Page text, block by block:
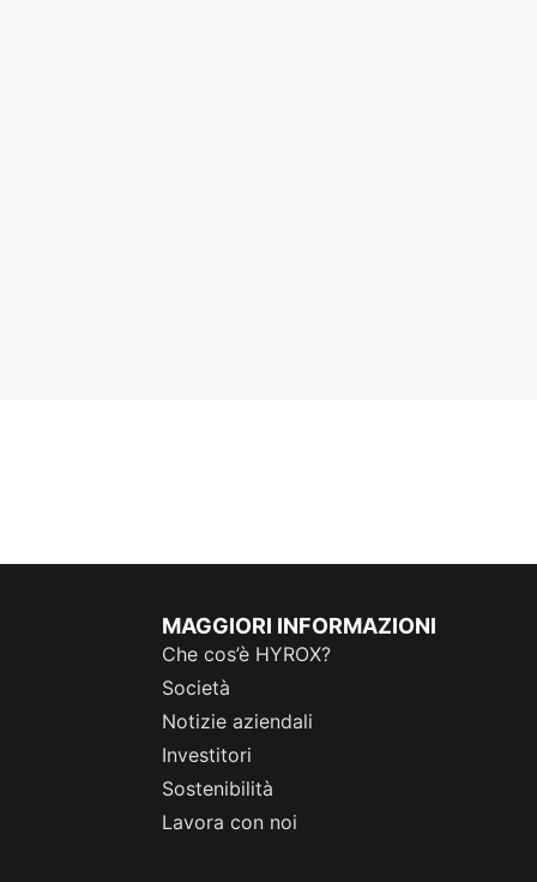
MAGGIORI INFORMAZIONI
Che cos’è HYROX?
Società
Notizie aziendali
Investitori
Sostenibilità
Lavora con noi